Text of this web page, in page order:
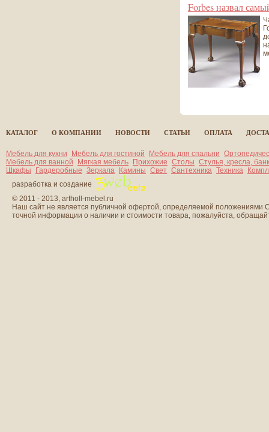
Forbes назвал
КАТАЛОГ О КОМПАНИИ НОВОСТИ СТАТЬИ ОПЛАТА
Мебель для кухни Мебель для гостиной Мебель для спальни
Мебель для ванной
Мягкая мебель Прихожие Столы Стулья, кресла,
Шкафы
Гардеробные Зеркала Камины Свет Сантехника Техника
разработка и создание
© 2011 - 2013, artholl-mebel.ru
Наш сайт не является публичной офертой, определяемой положениями
точной информации о наличии и стоимости товара, пожалуйста,